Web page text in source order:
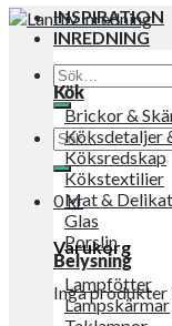
Sök
efter:
Sök
efter:
0kr
Varukorg
Inga produkter
INSPIRATION
INREDNING
Kök
Brickor &
Köksdetaljer
Köksredskap
Kökstextilier
Mat &
Glas
Porslin
Belysning
Lampfötter
Lampskärmar